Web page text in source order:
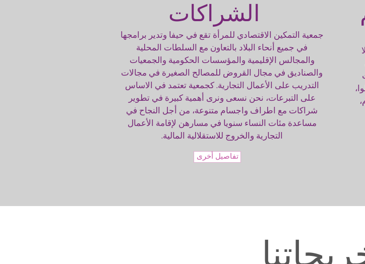
جمعية التمكين الاقتصادي للمرأة تقع في حيفا وتدير برامجها
في جميع أنحاء البلاد بالتعاون مع السلطات المحلية
والمجالس الإقليمية والمؤسسات الحكومية والجمعيات
والصناديق في مجال القروض للمصالح الصغيرة في مجالات
التدريب على الأعمال التجارية. كجمعية تعتمد في الاساس
على التبرعات، نحن نسعى ونرى أهمية كبيرة في تطوير
شراكات مع اطراف واجسام متنوعة، من أجل النجاح في
مساعدة مئات النساء سنويا في مسارهن لإقامة الأعمال
التجارية والخروج للاستقلالية المالية.
تفاصيل أخرى
عام. تعالوا،